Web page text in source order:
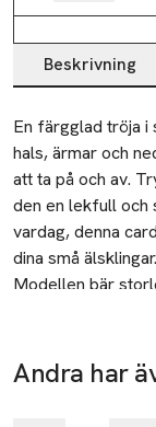
Beskrivning
Beskrivning
En färgglad tröja i
hals, ärmar och
att ta på och av.
den en lekfull och
vardag, denna
dina små älsklingar.
Modellen bär
Andra har